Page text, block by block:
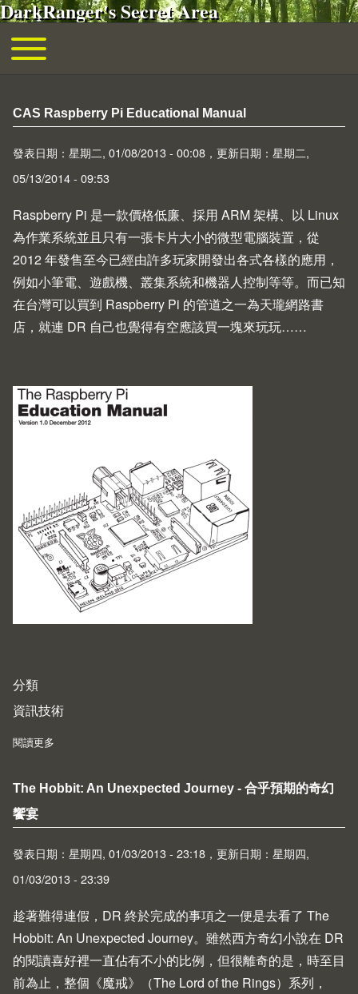
移至主內容
DarkRanger's Secret Area
主導覽
Toggle main menu
CAS Raspberry Pi Educational Manual
發表日期：星期二, 01/08/2013 - 00:08，更新日期：星期二,
05/13/2014 - 09:53
Raspberry Pi 是一款價格低廉、採用 ARM 架構、以 Linux
為作業系統並且只有一張卡片大小的微型電腦裝置，從
2012 年發售至今已經由許多玩家開發出各式各樣的應用，
例如小筆電、遊戲機、叢集系統和機器人控制等等。而已知
在台灣可以買到 Raspberry Pi 的管道之一為天瓏網路書
店 ，就連 DR 自己也覺得有空應該買一塊來玩玩……
分類
資訊技術
閱讀更多
The Hobbit: An Unexpected Journey - 合乎預期的奇幻
饗宴
發表日期：星期四, 01/03/2013 - 23:18，更新日期：星期四,
01/03/2013 - 23:39
趁著難得連假，DR 終於完成的事項之一便是去看了 The
Hobbit: An Unexpected Journey。雖然西方奇幻小說在 DR
的閱讀喜好裡一直佔有不小的比例，但很離奇的是，時至目
前為止，整個《魔戒》（The Lord of the Rings）系列，